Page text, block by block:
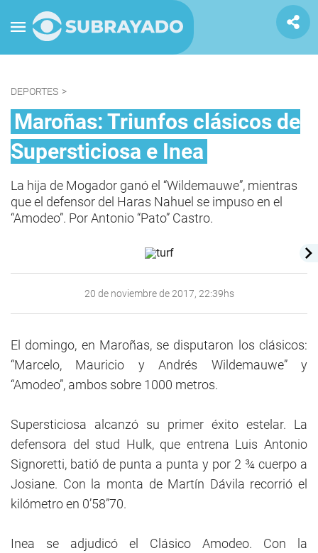
DEPORTES >
Maroñas: Triunfos clásicos de
Supersticiosa e Inea
La hija de Mogador ganó el “Wildemauwe”, mientras
que el defensor del Haras Nahuel se impuso en el
“Amodeo”. Por Antonio “Pato” Castro.
20 de noviembre de 2017, 22:39hs
El domingo, en Maroñas, se disputaron los clásicos:
“Marcelo, Mauricio y Andrés Wildemauwe” y
“Amodeo”, ambos sobre 1000 metros.
Supersticiosa alcanzó su primer éxito estelar. La
defensora del stud Hulk, que entrena Luis Antonio
Signoretti, batió de punta a punta y por 2 ¾ cuerpo a
Josiane. Con la monta de Martín Dávila recorrió el
kilómetro en 0’58”70.
Inea se adjudicó el Clásico Amodeo. Con la